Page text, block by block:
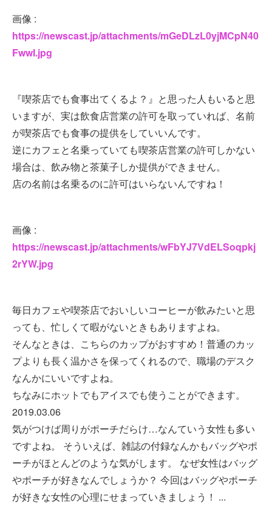
画像 :
https://newscast.jp/attachments/mGeDLzL0yjMCpN40
FwwI.jpg
『喫茶店でも食事出てくるよ？』と思った人もいると思
いますが、実は飲食店営業の許可を取っていれば、名前
が喫茶店でも食事の提供をしていいんです。
逆にカフェと名乗っていても喫茶店営業の許可しかない
場合は、飲み物と茶菓子しか提供ができません。
店の名前は名乗るのに許可はいらないんですね！
画像 :
https://newscast.jp/attachments/wFbYJ7VdELSoqpkj
2rYW.jpg
毎日カフェや喫茶店でおいしいコーヒーが飲みたいと思
っても、忙しくて暇がないときもありますよね。
そんなときは、こちらのカップがおすすめ！普通のカッ
プよりも長く温かさを保ってくれるので、職場のデスク
なんかにいいですよね。
ちなみにホットでもアイスでも使うことができます。
2019.03.06
気がつけば周りがポーチだらけ…なんていう女性も多い
ですよね。 そういえば、雑誌の付録なんかもバッグやポ
ーチがほとんどのような気がします。 なぜ女性はバッグ
やポーチが好きなんでしょうか？ 今回はバッグやポーチ
が好きな女性の心理にせまっていきましょう！ ...